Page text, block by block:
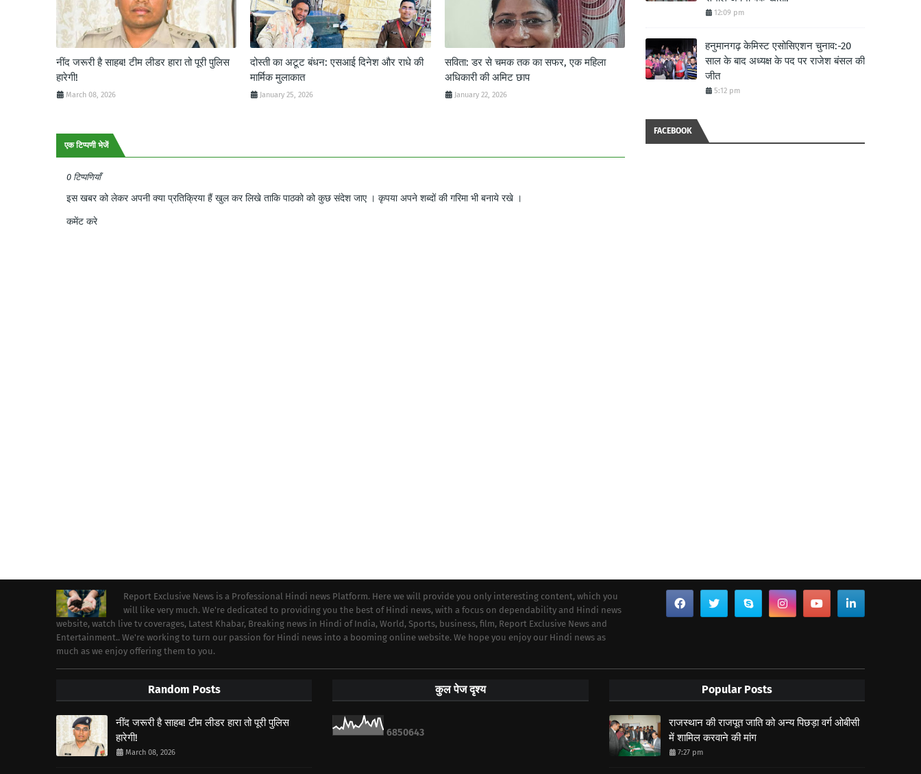
नींद जरूरी है साहब! टीम लीडर हारा तो पूरी पुलिस
हारेगी!
March 08, 2026
दोस्ती का अटूट बंधन: एसआई दिनेश और राधे की
मार्मिक मुलाकात
January 25, 2026
सविता: डर से चमक तक का सफर, एक महिला
अधिकारी की अमिट छाप
January 22, 2026
एक टिप्पणी भेजें
0 टिप्पणियाँ
इस खबर को लेकर अपनी क्या प्रतिक्रिया हैं खुल कर लिखे ताकि पाठको को कुछ संदेश जाए । कृपया अपने शब्दों की गरिमा भी बनाये रखे ।
कमेंट करे
12:09 pm
हनुमानगढ़ केमिस्ट एसोसिएशन चुनाव:-20
साल के बाद अध्यक्ष के पद पर राजेश बंसल की
जीत
5:12 pm
FACEBOOK
Report Exclusive News is a Professional Hindi news Platform. Here we will provide you only interesting content, which you
will like very much. We're dedicated to providing you the best of Hindi news, with a focus on dependability and Hindi news
website, watch live tv coverages, Latest Khabar, Breaking news in Hindi of India, World, Sports, business, film, Report Exclusive News and
Entertainment.. We're working to turn our passion for Hindi news into a booming online website. We hope you enjoy our Hindi news as
much as we enjoy offering them to you.
Random Posts
नींद जरूरी है साहब! टीम लीडर हारा तो पूरी पुलिस
हारेगी!
March 08, 2026
कुल पेज दृश्य
6850643
Popular Posts
राजस्थान की राजपूत जाति को अन्य पिछड़ा वर्ग ओबीसी
में शामिल करवाने की मांग
7:27 pm